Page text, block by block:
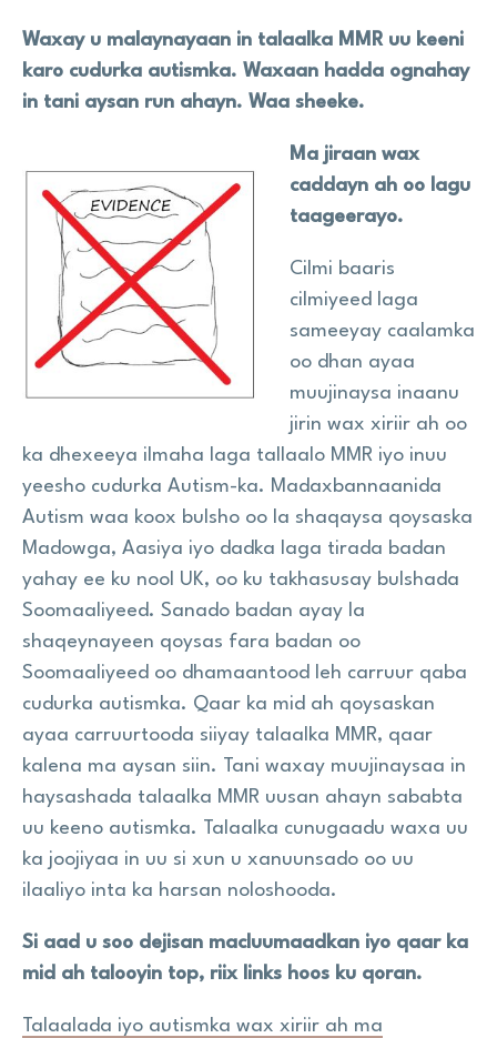
Waxay u malaynayaan in talaalka MMR uu keeni
karo cudurka autismka. Waxaan hadda ognahay
in tani aysan run ahayn. Waa sheeke.
Ma jiraan wax
caddayn ah oo lagu
taageerayo.
Cilmi baaris
cilmiyeed laga
sameeyay caalamka
oo dhan ayaa
muujinaysa inaanu
jirin wax xiriir ah oo
ka dhexeeya ilmaha laga tallaalo MMR iyo inuu
yeesho cudurka Autism-ka. Madaxbannaanida
Autism waa koox bulsho oo la shaqaysa qoysaska
Madowga, Aasiya iyo dadka laga tirada badan
yahay ee ku nool UK, oo ku takhasusay bulshada
Soomaaliyeed. Sanado badan ayay la
shaqeynayeen qoysas fara badan oo
Soomaaliyeed oo dhamaantood leh carruur qaba
cudurka autismka. Qaar ka mid ah qoysaskan
ayaa carruurtooda siiyay talaalka MMR, qaar
kalena ma aysan siin. Tani waxay muujinaysaa in
haysashada talaalka MMR uusan ahayn sababta
uu keeno autismka. Talaalka cunugaadu waxa uu
ka joojiyaa in uu si xun u xanuunsado oo uu
ilaaliyo inta ka harsan noloshooda.
Si aad u soo dejisan macluumaadkan iyo qaar ka
mid ah talooyin top, riix links hoos ku qoran.
Talaalada iyo autismka wax xiriir ah ma